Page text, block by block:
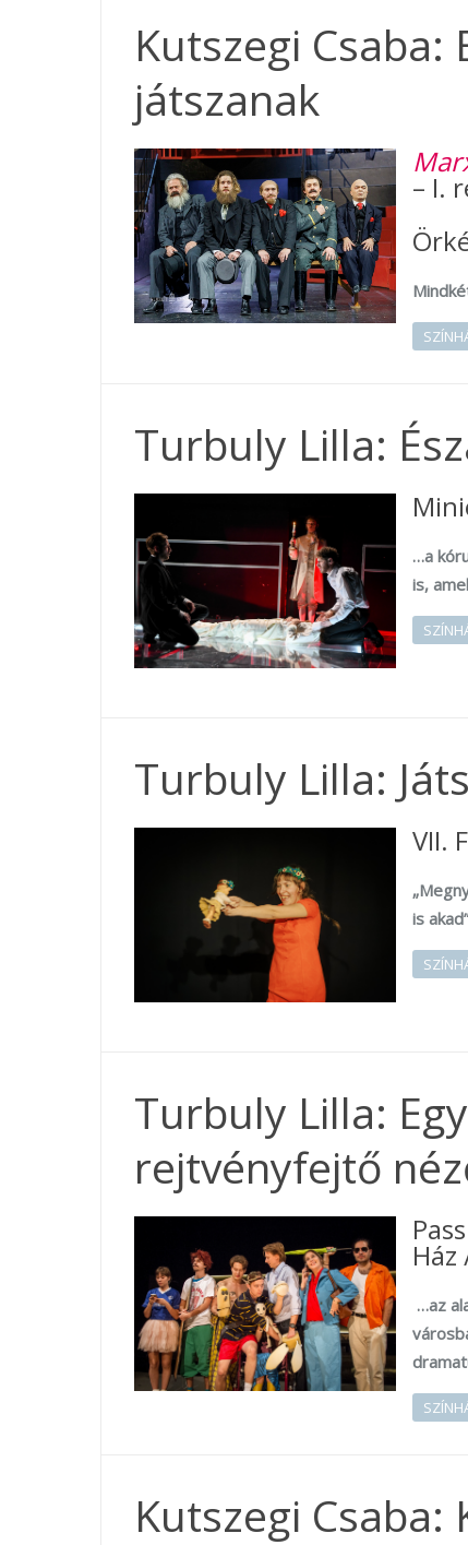
Kutszegi
játszanak
– I.
Turbuly Lilla:
…a
is,
Turbuly Lilla:
VII.
is
Turbuly Lilla:
rejtvényfejtő
Ház
…az
Kutszegi